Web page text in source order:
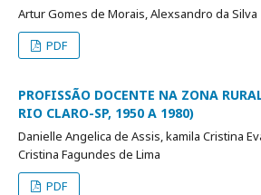
Artur Gomes de Morais, Alexsandro da Silva
PDF
PROFISSÃO DOCENTE NA ZONA
RIO CLARO-SP, 1950 A 1980)
Danielle Angelica de Assis, kamila Cristina
Cristina Fagundes de Lima
PDF